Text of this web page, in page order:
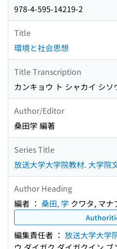
978-4-595-14219-2
Title
環境と社会思想
Title Transcription
カンキョウ ト シャカイ シソ
Author/Editor
桑田学 編著
Series Title
放送大学大学院教材. 大学院
Author Heading
編者 ： 桑田, 学 クワタ, マナ
編集責任者 ： 放送大学大学